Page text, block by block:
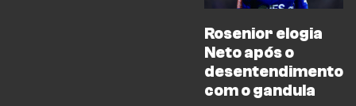
Rosenior elogia
Neto após o
desentendimento
com o gandula